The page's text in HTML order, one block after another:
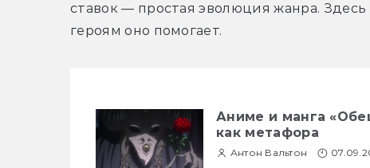
ставок — простая эволюция жанра.
героям оно помогает.
Аниме и манга
как метафора
Антон Вальтон